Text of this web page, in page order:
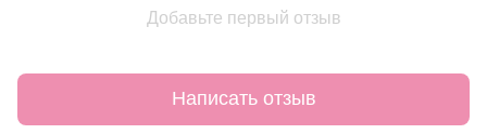
Добавьте первый отзыв
Написать отзыв